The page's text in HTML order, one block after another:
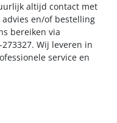
altijd contact met
en/of bestelling
bereiken via
Wij leveren in
service en